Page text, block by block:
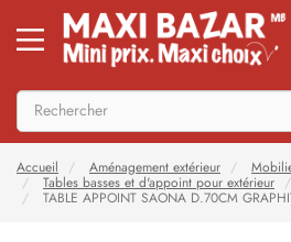
Accueil Aménagement extérieur
Tables basses et d'appoint pour extérieur
TABLE APPOINT SAONA D.70CM